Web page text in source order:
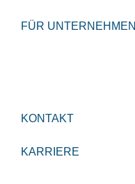
FÜR UNTERNEHMEN
KONTAKT
KARRIERE